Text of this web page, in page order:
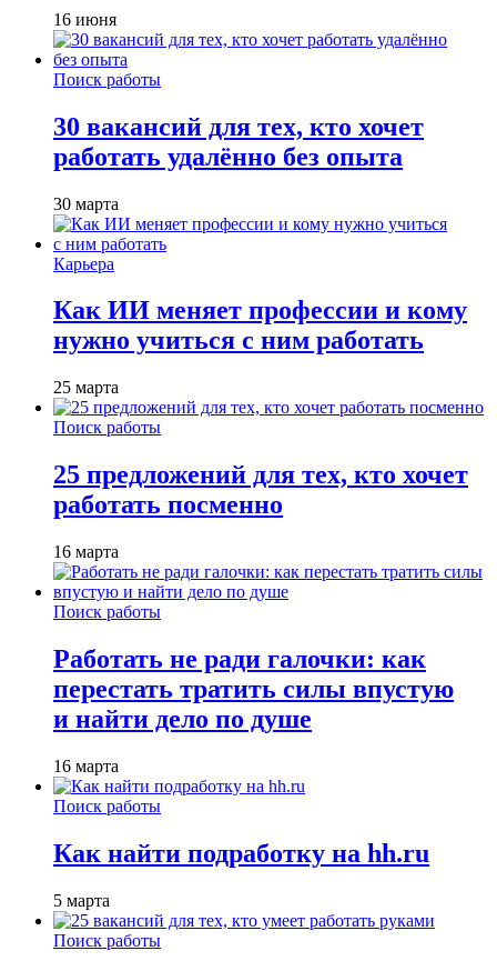
16 июня
Поиск работы
30 вакансий для тех, кто хочет
работать удалённо без опыта
30 марта
Карьера
Как ИИ меняет профессии и кому
нужно учиться с ним работать
25 марта
Поиск работы
25 предложений для тех, кто хочет
работать посменно
16 марта
Поиск работы
Работать не ради галочки: как
перестать тратить силы впустую
и найти дело по душе
16 марта
Поиск работы
Как найти подработку на hh.ru
5 марта
Поиск работы